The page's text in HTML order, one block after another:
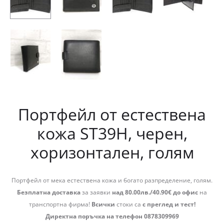
Портфейл от естествена
кожа ST39Н, черен,
хоризонтален, голям
Портфейл от мека естествена кожа и богато разпределение, голям.
Безплатна доставказа заявки над 80.00лв./40.90€ до офис на
транспортна фирма! Всички стоки са с преглед и тест!
Директна поръчка на телефон 0878309969